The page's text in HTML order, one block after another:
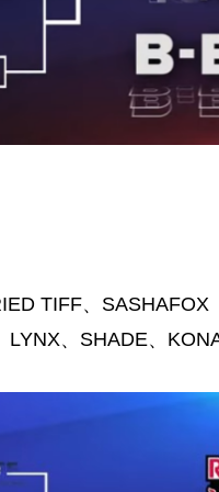
TIFF、SASHAFOX
LYNX、SHADE、